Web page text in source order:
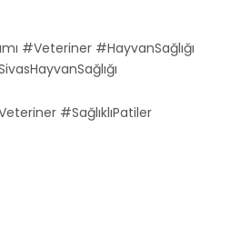
#Veteriner #HayvanSağlığı
#SağlıklıPatiler